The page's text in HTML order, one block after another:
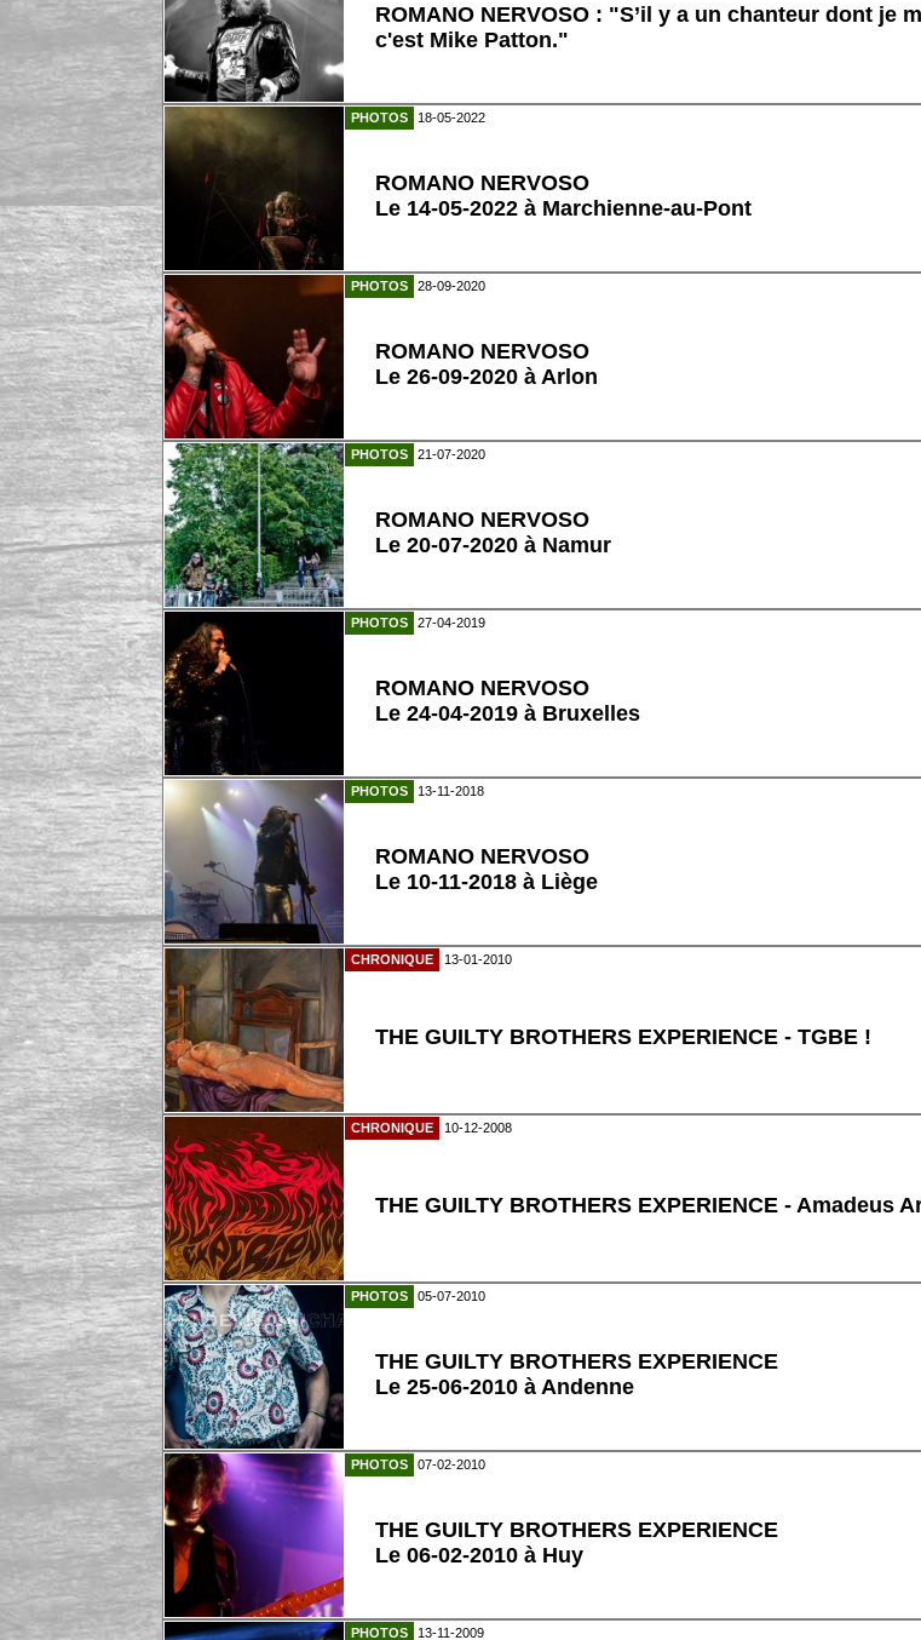
ROMANO NERVOSO : "S’il y a un chanteur dont
c'est Mike Patton."
PHOTOS 18-05-2022
ROMANO NERVOSO
Le 14-05-2022 à Marchienne-au-Pont
PHOTOS 28-09-2020
ROMANO NERVOSO
Le 26-09-2020 à Arlon
PHOTOS 21-07-2020
ROMANO NERVOSO
Le 20-07-2020 à Namur
PHOTOS 27-04-2019
ROMANO NERVOSO
Le 24-04-2019 à Bruxelles
PHOTOS 13-11-2018
ROMANO NERVOSO
Le 10-11-2018 à Liège
CHRONIQUE 13-01-2010
THE GUILTY BROTHERS EXPERIENCE - TGBE !
CHRONIQUE 10-12-2008
THE GUILTY BROTHERS EXPERIENCE - Amadeus
PHOTOS 05-07-2010
THE GUILTY BROTHERS EXPERIENCE
Le 25-06-2010 à Andenne
PHOTOS 07-02-2010
THE GUILTY BROTHERS EXPERIENCE
Le 06-02-2010 à Huy
PHOTOS 13-11-2009